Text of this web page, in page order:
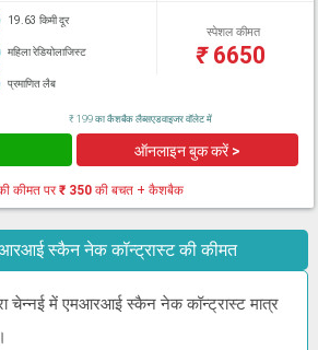
19.63 किमी दूर
महिला रेडियोलाजिस्ट
प्रमाणित लैब
स्पेशल कीमत
₹6650
₹ 199 का कैशबैक लैब्सएडवाइजर वॉलेट में
ऑनलाइन बुक करें >
कीमत पर₹ 350की बचत + कैशबैक
स्कैन नेक कॉन्ट्रास्ट की कीमत
चेन्नई में एमआरआई स्कैन नेक कॉन्ट्रास्ट मात्र